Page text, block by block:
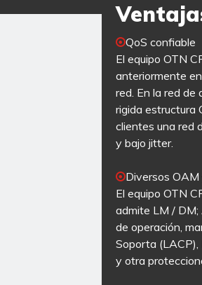
QoS confiable
El equipo OTN
anteriormente
red. En la red de
rigida estructura
clientes una red
y bajo jitter.
Diversos
El equipo OTN
admite LM / DM;
de operación,
Soporta (LACP),
y otra